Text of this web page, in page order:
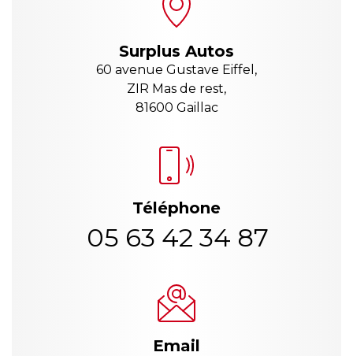
Surplus Autos
60 avenue Gustave Eiffel,
ZIR Mas de rest,
81600 Gaillac
Téléphone
05 63 42 34 87
Email